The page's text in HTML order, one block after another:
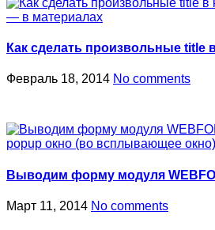
Как сделать произвольные title
Февраль 18, 2014 No comments
Выводим форму модуля
Март 11, 2014 No comments